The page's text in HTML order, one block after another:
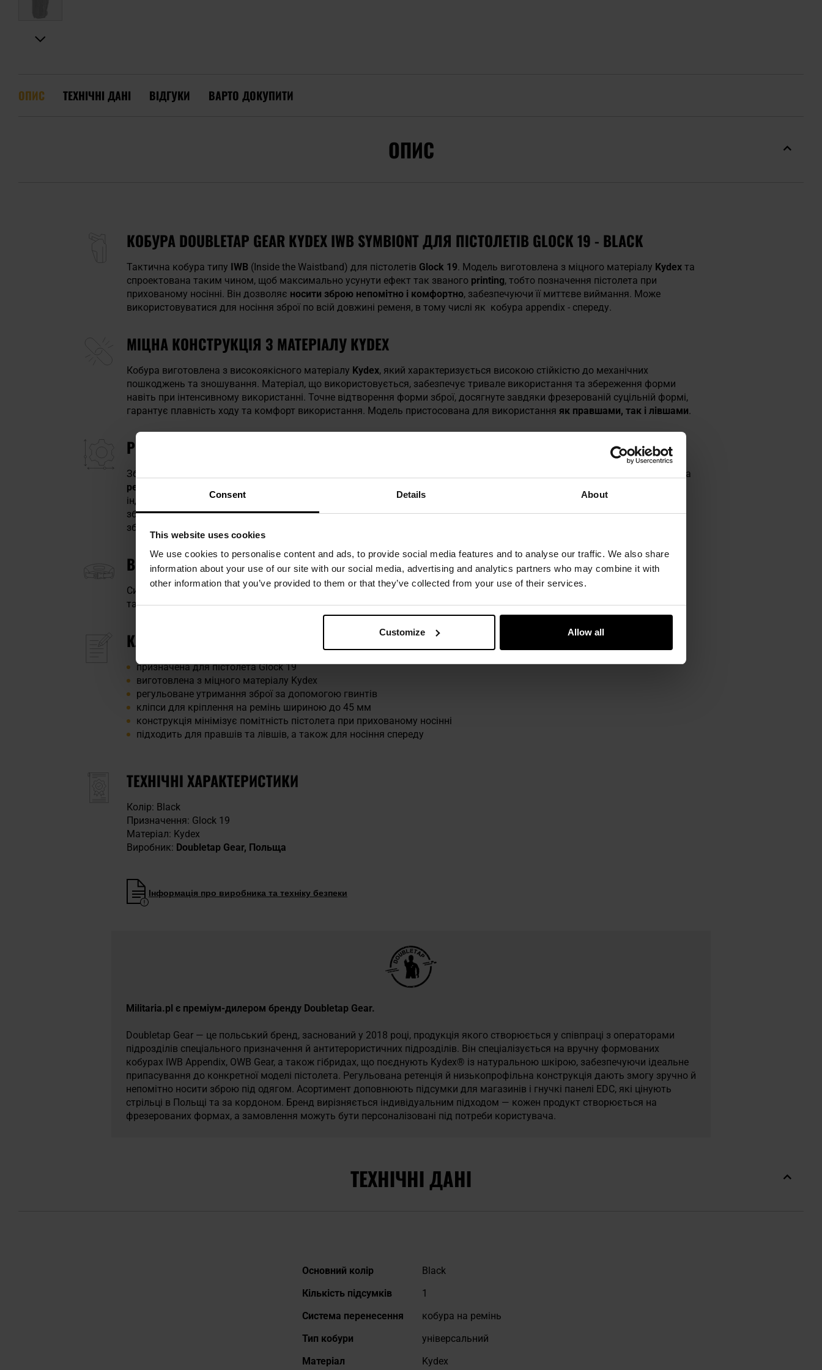
Consent Details About
This website uses cookies
We use cookies to personalise content and ads, to provide social media features and to analyse our traffic. We also share
information about your use of our site with our social media, advertising and analytics partners who may combine it with
other information that you’ve provided to them or that they’ve collected from your use of their services.
Customize Allow all
ОПИС ТЕХНІЧНІ ДАНІ ВІДГУКИ ВАРТО ДОКУПИТИ
ОПИС
КОБУРА DOUBLETAP GEAR KYDEX IWB SYMBIONT ДЛЯ ПІСТОЛЕТІВ GLOCK 19 - BLACK
Тактична кобура типу IWB (Inside the Waistband) для пістолетів Glock 19. Модель виготовлена з міцного матеріалу Kydex та
спроектована таким чином, щоб максимально усунути ефект так званого printing, тобто позначення пістолета при
прихованому носінні. Він дозволяє носити зброю непомітно і комфортно, забезпечуючи її миттєве виймання. Може
використовуватися для носіння зброї по всій довжині ременя, в тому числі як кобура appendix - спереду.
МІЦНА КОНСТРУКЦІЯ З МАТЕРІАЛУ KYDEX
Кобура виготовлена з високоякісного матеріалу Kydex, який характеризується високою стійкістю до механічних
пошкоджень та зношування. Матеріал, що використовується, забезпечує тривале використання та збереження форми
навіть при інтенсивному використанні. Точне відтворення форми зброї, досягнуте завдяки фрезерованій суцільній формі,
гарантує плавність ходу та комфорт використання. Модель пристосована для використання як правшами, так і лівшами.
РЕГУЛЬОВАНЕ УТРИМАННЯ ЗБРОЇ, КІГОТЬ, ЩО ДОТИСКАЄ КОБУРУ ДО ТІЛА
Зброя кріпиться притискним способом, а характерне клацання сигналізує про її надійну фіксацію. Силу утримання можна
регулювати за допомогою гвинтів
індивідуальних уподобань користувача. Кобура оснащена спеціальним композитним кігтем, який притискає рукоятку
зброї до тіла користувача, водночас тримаючи ствол подалі від користувача, що підвищує безпеку та зручність носіння
зброї.
ВСТАНОВЛЕННЯ НА РЕМІНЬ ШИРИНОЮ ДО 45 ММ
Система кріплення кобури базується на двох металевих кліпсах, які дозволяють легко прикріпити або зняти її з
тактичного ременяз максимальною шириною 45 мм.
КЛЮЧОВІ ХАРАКТЕРИСТИКИ
призначена для пістолета Glock 19
виготовлена з міцного матеріалу Kydex
регульоване утримання зброї за допомогою гвинтів
кліпси для кріплення на ремінь шириною до 45 мм
конструкція мінімізує помітність пістолета при прихованому носінні
підходить для правшів та лівшів, а також для носіння спереду
ТЕХНІЧНІ ХАРАКТЕРИСТИКИ
Колір: Black
Призначення: Glock 19
Матеріал: Kydex
Виробник: Doubletap Gear, Польща
Інформація про виробника та техніку безпеки
Militaria.pl є преміум-дилером бренду Doubletap Gear.
Doubletap Gear — це польський бренд, заснований у 2018 році, продукція якого створюється у співпраці з операторами
підрозділів спеціального призначення й антитерористичних підрозділів. Він спеціалізується на вручну формованих
кобурах IWB Appendix, OWB Gear, а також гібридах, що поєднують Kydex® із натуральною шкірою, забезпечуючи ідеальне
припасування до конкретної моделі пістолета. Регульована ретенція й низькопрофільна конструкція дають змогу зручно й
непомітно носити зброю під одягом. Асортимент доповнюють підсумки для магазинів і гнучкі панелі EDC, які цінують
стрільці в Польщі та за кордоном. Бренд вирізняється індивідуальним підходом — кожен продукт створюється на
фрезерованих формах, а замовлення можуть бути персоналізовані під потреби користувача.
ТЕХНІЧНІ ДАНІ
Докладніше
Основний колір
Black
Кількість підсумків
1
Система перенесення
кобура на ремінь
Тип кобури
універсальний
Матеріал
Kydex